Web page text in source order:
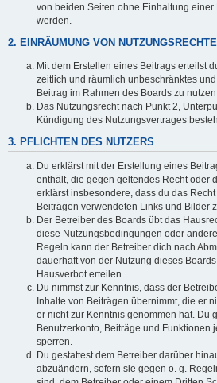
von beiden Seiten ohne Einhaltung einer
werden.
2. EINRÄUMUNG VON
Mit dem Erstellen eines Beitrags erteilst
zeitlich und räumlich unbeschränktes
Beitrag im Rahmen des Boards zu
Das Nutzungsrecht nach Punkt 2,
Kündigung des Nutzungsvertrages
3. PFLICHTEN DES NUTZERS
Du erklärst mit der Erstellung eines
enthält, die gegen geltendes Recht oder
erklärst insbesondere, dass du das
Beiträgen verwendeten Links und Bilder
Der Betreiber des Boards übt das
diese Nutzungsbedingungen oder
Regeln kann der Betreiber dich nach
dauerhaft von der Nutzung dieses
Hausverbot erteilen.
Du nimmst zur Kenntnis, dass der
Inhalte von Beiträgen übernimmt, die er
er nicht zur Kenntnis genommen hat. Du
Benutzerkonto, Beiträge und Funktionen
sperren.
Du gestattest dem Betreiber darüber
abzuändern, sofern sie gegen o. g.